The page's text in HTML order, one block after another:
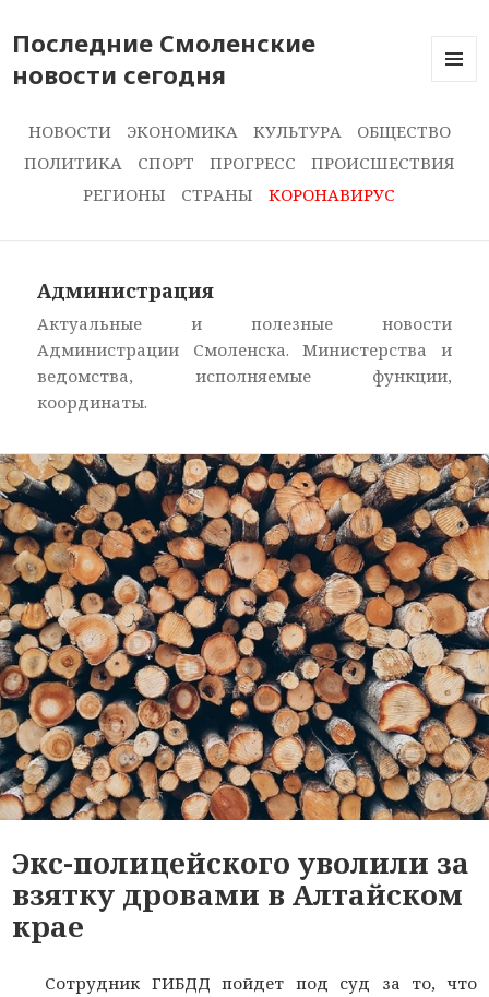
Последние Смоленские
новости сегодня
НОВОСТИ ЭКОНОМИКА КУЛЬТУРА
ОБЩЕСТВО
ПОЛИТИКА
СПОРТ ПРОГРЕСС
ПРОИСШЕСТВИЯ
РЕГИОНЫ
СТРАНЫ КОРОНАВИРУС
Администрация
Актуальные и полезные новости
Администрации Смоленска. Министерства и
ведомства, исполняемые функции,
координаты.
Экс-полицейского уволили за
взятку дровами в Алтайском
крае
Сотрудник ГИБДД пойдет под суд за то, что